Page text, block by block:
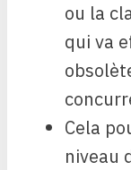
ou la
qui va
Cela
niveau